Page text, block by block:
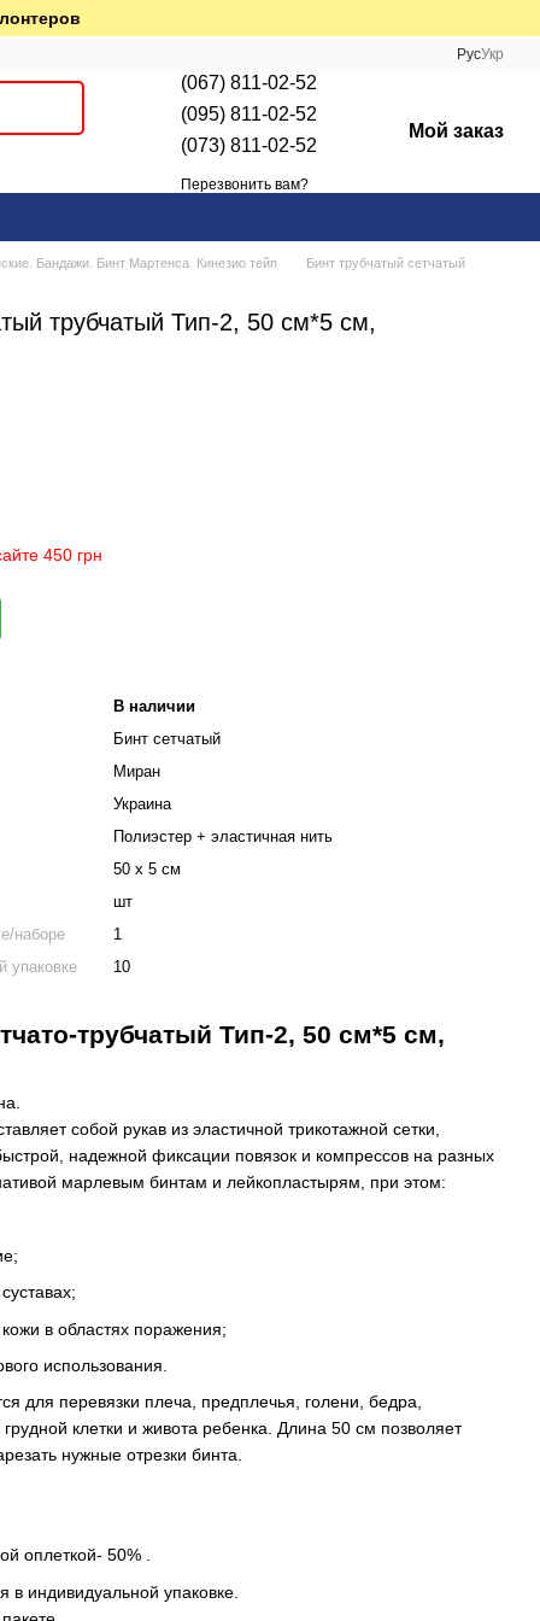
РусУкр
(067) 811-02-52
(095) 811-02-52
(073) 811-02-52
Перезвонить вам?
Мой заказ
Бандажи. Бинт Мартенса. Кинезио тейп
Бинт трубчатый сетчатый
трубчатый Тип-2, 50 см*5 см,
450 грн
В наличии
Бинт сетчатый
Миран
Украина
Полиэстер + эластичная нить
50 х 5 см
шт
наборе
1
упаковке
10
трубчатый Тип-2, 50 см*5 см,
собой рукав из эластичной трикотажной сетки,
надежной фиксации повязок и компрессов на разных
марлевым бинтам и лейкопластырям, при этом:
в областях поражения;
использования.
для перевязки плеча, предплечья, голени, бедра,
клетки и живота ребенка. Длина 50 см позволяет
нужные отрезки бинта.
оплеткой- 50% .
в индивидуальной упаковке.